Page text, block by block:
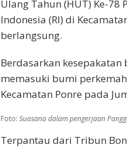
Ulang Tahun (HUT) Ke-78
Indonesia (RI) di
berlangsung.
Berdasarkan kesepakatan
memasuki bumi
Kecamatan Ponre pada
Foto: Suasana dalam pengerjaan
Terpantau dari Tribun